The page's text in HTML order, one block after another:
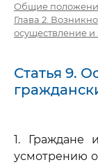
Общие
Глава 2.
осуществление
Статья 9.
1. Граждане
усмотрению